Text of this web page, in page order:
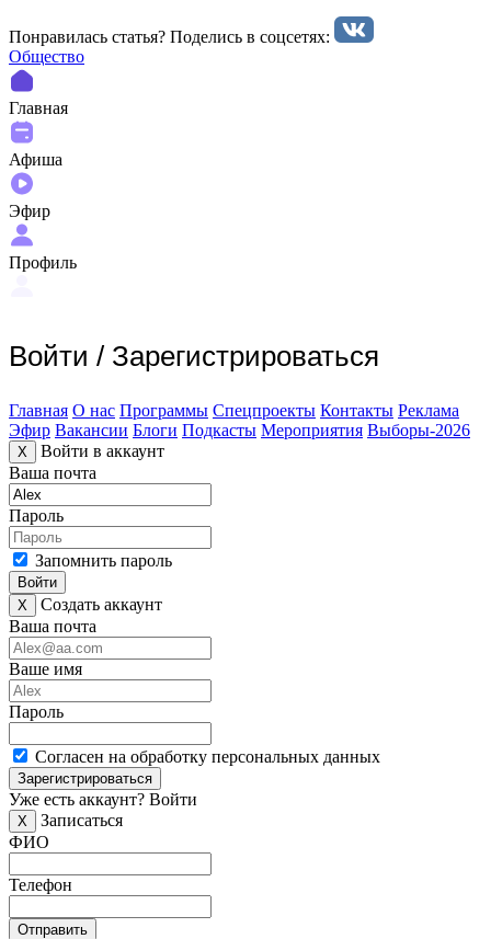
Понравилась статья? Поделиcь в соцсетях:
Общество
Главная
Афиша
Эфир
Профиль
Войти / Зарегистрироваться
Главная О нас Программы Спецпроекты Контакты Реклама
Эфир Вакансии Блоги Подкасты Мероприятия Выборы-2026
X
Войти в аккаунт
Ваша почта
Пароль
Запомнить пароль
Войти
X
Создать аккаунт
Ваша почта
Ваше имя
Пароль
Согласен на обработку персональных данных
Зарегистрироваться
Уже есть аккаунт? Войти
X
Записаться
ФИО
Телефон
Отправить